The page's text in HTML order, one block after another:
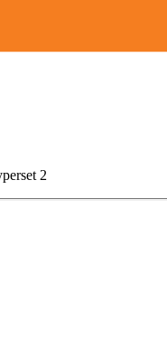
2